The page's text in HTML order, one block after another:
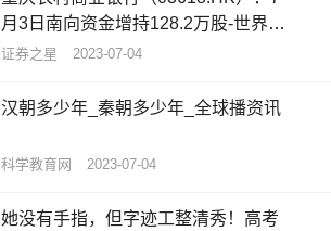
月3日南向资金增持128.2万股-世界今
亮点
证券之星 2023-07-04
汉朝多少年_秦朝多少年_全球播资讯
科学教育网 2023-07-04
她没有手指，但字迹工整清秀！高考